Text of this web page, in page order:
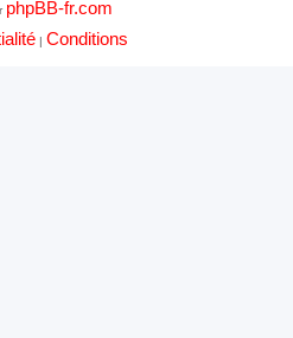
phpBB-fr.com
| Conditions